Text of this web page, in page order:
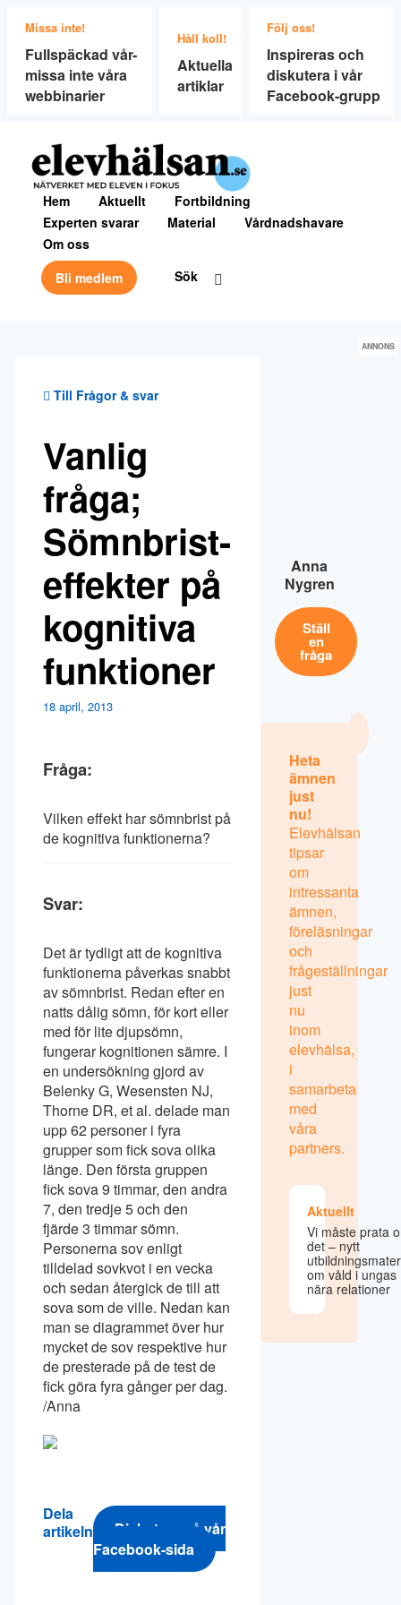
Missa inte!
Fullspäckad vår-
missa inte våra
webbinarier
Håll koll!
Aktuella
artiklar
Följ oss!
Inspireras och
diskutera i vår
Facebook-grupp
Hem Aktuellt
Fortbildning
Experten svarar
Material
Vårdnadshavare
Om oss
Bli medlem
Sök
Till Frågor & svar
Vanlig
fråga;
Sömnbrist-
effekter på
kognitiva
funktioner
18 april, 2013
Fråga:
Vilken effekt har sömnbrist på
de kognitiva funktionerna?
Svar:
Det är tydligt att de kognitiva
funktionerna påverkas snabbt
av sömnbrist. Redan efter en
natts dålig sömn, för kort eller
med för lite djupsömn,
fungerar kognitionen sämre. I
en undersökning gjord av
Belenky G, Wesensten NJ,
Thorne DR, et al. delade man
upp 62 personer i fyra
grupper som fick sova olika
länge. Den första gruppen
fick sova 9 timmar, den andra
7, den tredje 5 och den
fjärde 3 timmar sömn.
Personerna sov enligt
tilldelad sovkvot i en vecka
och sedan återgick de till att
sova som de ville. Nedan kan
man se diagrammet över hur
mycket de sov respektive hur
de presterade på de test de
fick göra fyra gånger per dag.
/Anna
Dela
artikeln
Diskutera på vår
Facebook-sida
Anna
Nygren
Ställ
en
fråga
Heta
ämnen
just
nu!
Elevhälsan
tipsar
om
intressanta
ämnen,
föreläsningar
och
frågeställningar
just
nu
inom
elevhälsa,
i
samarbeta
med
våra
partners.
Aktuellt
Vi måste prata
det – nytt
om våld i ungas
nära relationer
ANNONS